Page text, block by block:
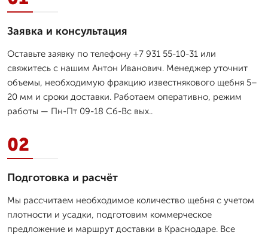
Заявка и консультация
Оставьте заявку по телефону +7 931 55-10-31 или
свяжитесь с нашим Антон Иванович. Менеджер уточнит
объемы, необходимую фракцию известнякового щебня 5–
20 мм и сроки доставки. Работаем оперативно, режим
работы — Пн-Пт 09-18 Сб-Вс вых..
02
Подготовка и расчёт
Мы рассчитаем необходимое количество щебня с учетом
плотности и усадки, подготовим коммерческое
предложение и маршрут доставки в Краснодаре. Все